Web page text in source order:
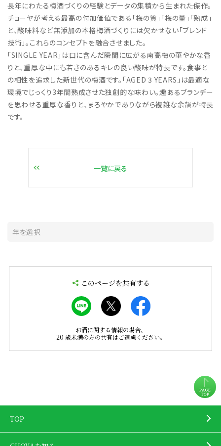
長年にわたる梅酒づくりの経験とデータの集積から生まれた傑作。
チョーヤが考える最高の付加価値である「梅の質」「梅の量」「熟成」
と、酸味料など無添加の本格梅酒づくりには欠かせない「ブレンド
技術」。これらのコンセプトを融合させました。
「SINGLE YEAR」は口に含んだ瞬間に広がる南高梅の華やかな香
りと、重厚な中にも若さのあるキレの良い酸味が特長です。食事と
の相性を追求した新世代の梅酒です。「AGED 3 YEARS」は最適な
環境でじっくり3年間熟成させた独創的な味わい。趣あるブランデー
を思わせる重厚な香りと、まろやかでありながら複雑な余韻が特長
です。
一覧に戻る
このページを共有する
お酒に関する情報の場合、
20 歳未満の方の共有はご遠慮ください。
TOP